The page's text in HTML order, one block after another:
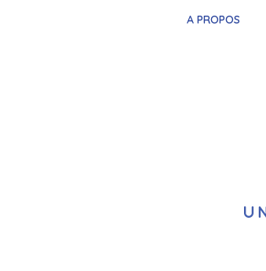
A PROPOS